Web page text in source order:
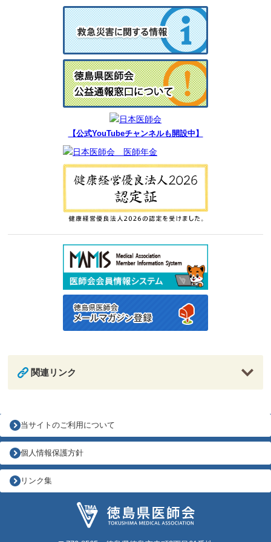
【公式YouTubeチャンネルも開設中】
関連リンク
当サイトのご利用について
個人情報保護方針
リンク集